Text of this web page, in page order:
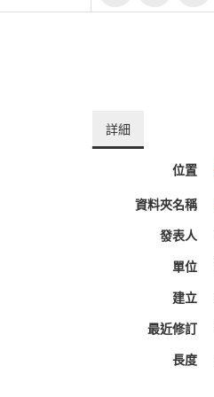
詳細
位置
資料夾名稱
發表人
單位
建立
最近修訂
長度